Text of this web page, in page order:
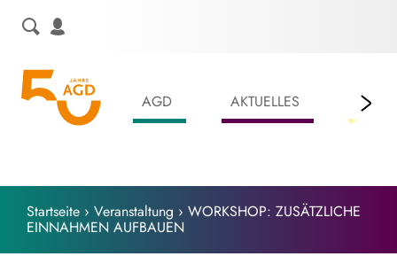
AGD AKTUELLES
Startseite › Veranstaltung › WORKSHOP: ZUSÄTZLICHE
EINNAHMEN AUFBAUEN